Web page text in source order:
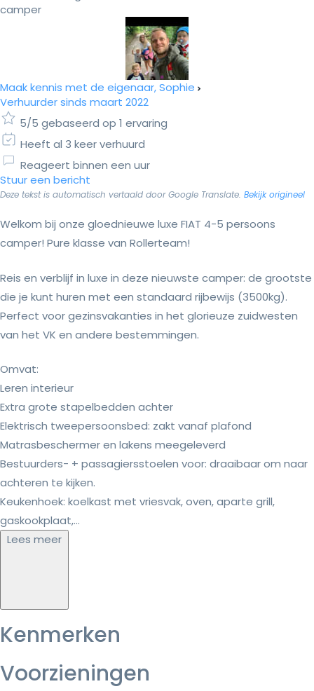
camper
Maak kennis met de eigenaar, Sophie
Verhuurder sinds maart 2022
5/5 gebaseerd op 1 ervaring
Heeft al 3 keer verhuurd
Reageert binnen een uur
Stuur een bericht
Deze tekst is automatisch vertaald door Google Translate. Bekijk origineel
Welkom bij onze gloednieuwe luxe FIAT 4-5 persoons
camper! Pure klasse van Rollerteam!
Reis en verblijf in luxe in deze nieuwste camper: de grootste
die je kunt huren met een standaard rijbewijs (3500kg).
Perfect voor gezinsvakanties in het glorieuze zuidwesten
van het VK en andere bestemmingen.
Omvat:
Leren interieur
Extra grote stapelbedden achter
Elektrisch tweepersoonsbed: zakt vanaf plafond
Matrasbeschermer en lakens meegeleverd
Bestuurders- + passagiersstoelen voor: draaibaar om naar
achteren te kijken.
Keukenhoek: koelkast met vriesvak, oven, aparte grill,
gaskookplaat,...
Lees meer
Kenmerken
Voorzieningen